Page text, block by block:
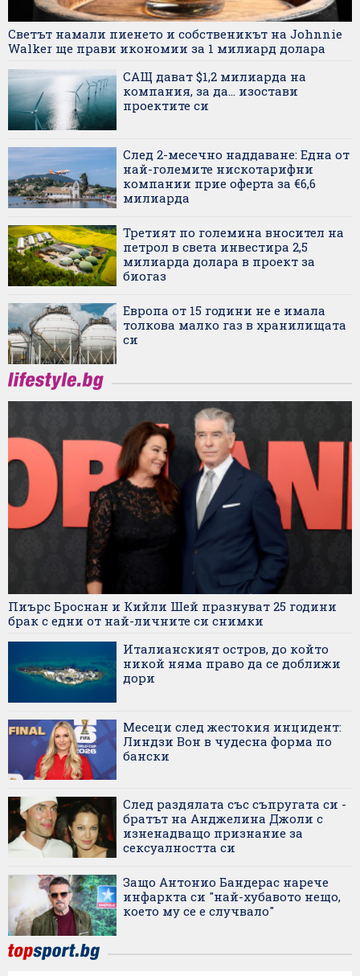
Светът намали пиенето и собственикът на Johnnie
Walker ще прави икономии за 1 милиард долара
САЩ дават $1,2 милиарда на
компания, за да... изостави
проектите си
След 2-месечно наддаване: Една от
най-големите нискотарифни
компании прие оферта за €6,6
милиарда
Третият по големина вносител на
петрол в света инвестира 2,5
милиарда долара в проект за
биогаз
Европа от 15 години не е имала
толкова малко газ в хранилищата
си
Пиърс Броснан и Кийли Шей празнуват 25 години
брак с едни от най-личните си снимки
Италианският остров, до който
никой няма право да се доближи
дори
Месеци след жестокия инцидент:
Линдзи Вон в чудесна форма по
бански
След раздялата със съпругата си -
братът на Анджелина Джоли с
изненадващо признание за
сексуалността си
Защо Антонио Бандерас нарече
инфаркта си "най-хубавото нещо,
което му се е случвало"